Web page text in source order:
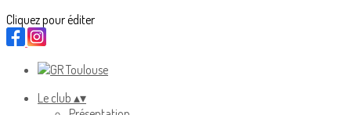
Cliquez pour éditer
Le club ▴▾